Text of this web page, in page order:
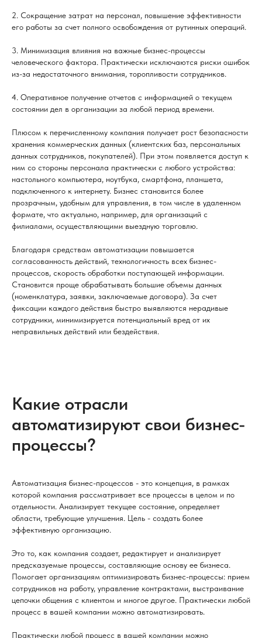
2. Сокращение затрат на персонал, повышение эффективности
его работы за счет полного освобождения от рутинных операций.
3. Минимизация влияния на важные бизнес-процессы
человеческого фактора. Практически исключаются риски ошибок
из-за недостаточного внимания, торопливости сотрудников.
4. Оперативное получение отчетов с информацией о текущем
состоянии дел в организации за любой период времени.
Плюсом к перечисленному компания получает рост безопасности
хранения коммерческих данных (клиентских баз, персональных
данных сотрудников, покупателей). При этом появляется доступ к
ним со стороны персонала практически с любого устройства:
настольного компьютера, ноутбука, смартфона, планшета,
подключенного к интернету. Бизнес становится более
прозрачным, удобным для управления, в том числе в удаленном
формате, что актуально, например, для организаций с
филиалами, осуществляющими выездную торговлю.
Благодаря средствам автоматизации повышается
согласованность действий, технологичность всех бизнес-
процессов, скорость обработки поступающей информации.
Становится проще обрабатывать большие объемы данных
(номенклатура, заявки, заключаемые договора). За счет
фиксации каждого действия быстро выявляются нерадивые
сотрудники, минимизируется потенциальный вред от их
неправильных действий или бездействия.
Какие отрасли
автоматизируют свои бизнес-
процессы?
Автоматизация бизнес-процессов - это концепция, в рамках
которой компания рассматривает все процессы в целом и по
отдельности. Анализирует текущее состояние, определяет
области, требующие улучшения. Цель - создать более
эффективную организацию.
Это то, как компания создает, редактирует и анализирует
предсказуемые процессы, составляющие основу ее бизнеса.
Помогает организациям оптимизировать бизнес-процессы: прием
сотрудников на работу, управление контрактами, выстраивание
цепочки общения с клиентом и многое другое. Практически любой
процесс в вашей компании можно автоматизировать.
Практически любой процесс в вашей компании можно